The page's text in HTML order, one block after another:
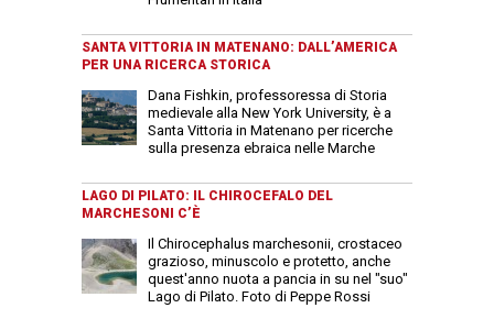
SANTA VITTORIA IN MATENANO: DALL’AMERICA
PER UNA RICERCA STORICA
Dana Fishkin, professoressa di Storia
medievale alla New York University, è a
Santa Vittoria in Matenano per ricerche
sulla presenza ebraica nelle Marche
LAGO DI PILATO: IL CHIROCEFALO DEL
MARCHESONI C’È
Il Chirocephalus marchesonii, crostaceo
grazioso, minuscolo e protetto, anche
quest'anno nuota a pancia in su nel "suo"
Lago di Pilato. Foto di Peppe Rossi